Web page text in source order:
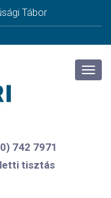
Tábor
742 7971
tisztás